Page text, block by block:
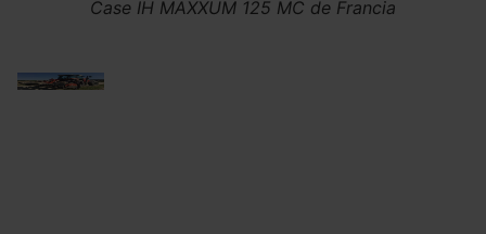
Case IH MAXXUM 125 MC de Francia